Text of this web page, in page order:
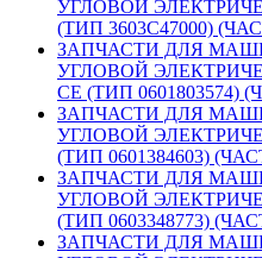
УГЛОВОЙ
(ТИП 3603C47000)
ЗАПЧАСТИ ДЛЯ
УГЛОВОЙ
CE (ТИП 0601803574)
ЗАПЧАСТИ ДЛЯ
УГЛОВОЙ
(ТИП 0601384603)
ЗАПЧАСТИ ДЛЯ
УГЛОВОЙ
(ТИП 0603348773)
ЗАПЧАСТИ ДЛЯ